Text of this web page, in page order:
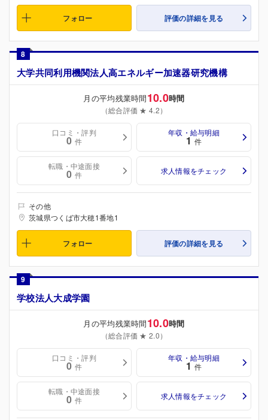
フォロー 評価の詳細を見る
8
大学共同利用機関法人高エネルギー加速器研究機構
月の平均残業時間10.0時間
（総合評価 ★ 4.2）
口コミ・評判
0 件
年収・給与明細
1 件
転職・中途面接
0 件 求人情報をチェック
その他
茨城県つくば市大穂1番地1
フォロー 評価の詳細を見る
9
学校法人大成学園
月の平均残業時間10.0時間
（総合評価 ★ 2.0）
口コミ・評判
0 件
年収・給与明細
1 件
転職・中途面接
0 件 求人情報をチェック